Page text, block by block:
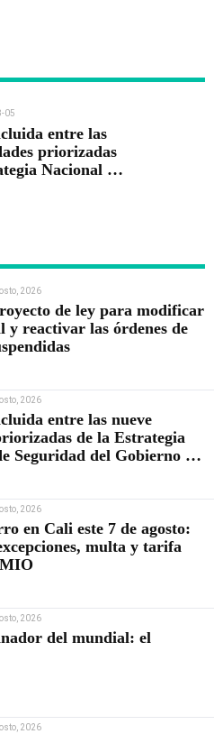
05
entre las
priorizadas
Nacional de
2026
de ley para modificar
y reactivar las órdenes de
2026
entre las nueve
de la Estrategia
Seguridad del Gobierno de
2026
en Cali este 7 de agosto:
multa y tarifa
2026
del mundial: el
2026